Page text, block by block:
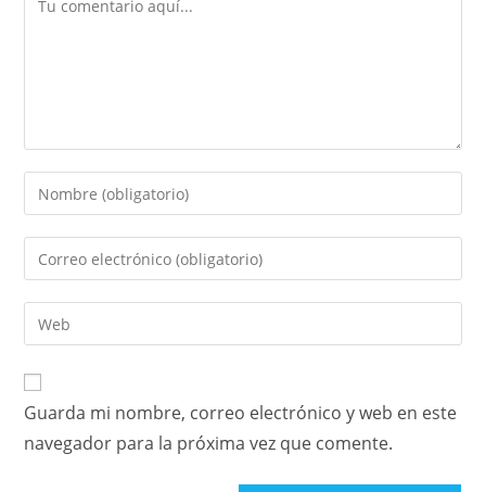
Guarda mi nombre, correo electrónico y web en este
navegador para la próxima vez que comente.